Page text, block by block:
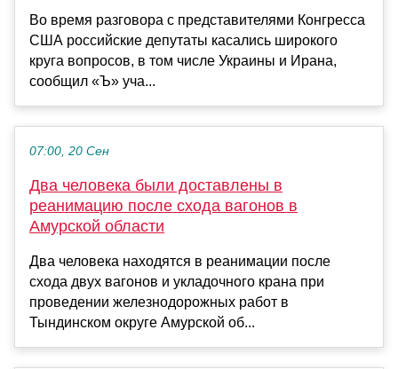
Во время разговора с представителями Конгресса
США российские депутаты касались широкого
круга вопросов, в том числе Украины и Ирана,
сообщил «Ъ» уча...
07:00, 20 Сен
Два человека были доставлены в
реанимацию после схода вагонов в
Амурской области
Два человека находятся в реанимации после
схода двух вагонов и укладочного крана при
проведении железнодорожных работ в
Тындинском округе Амурской об...